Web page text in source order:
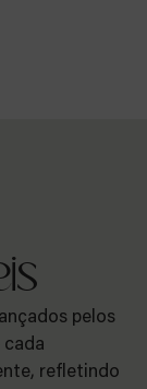
pelos
cada
refletindo